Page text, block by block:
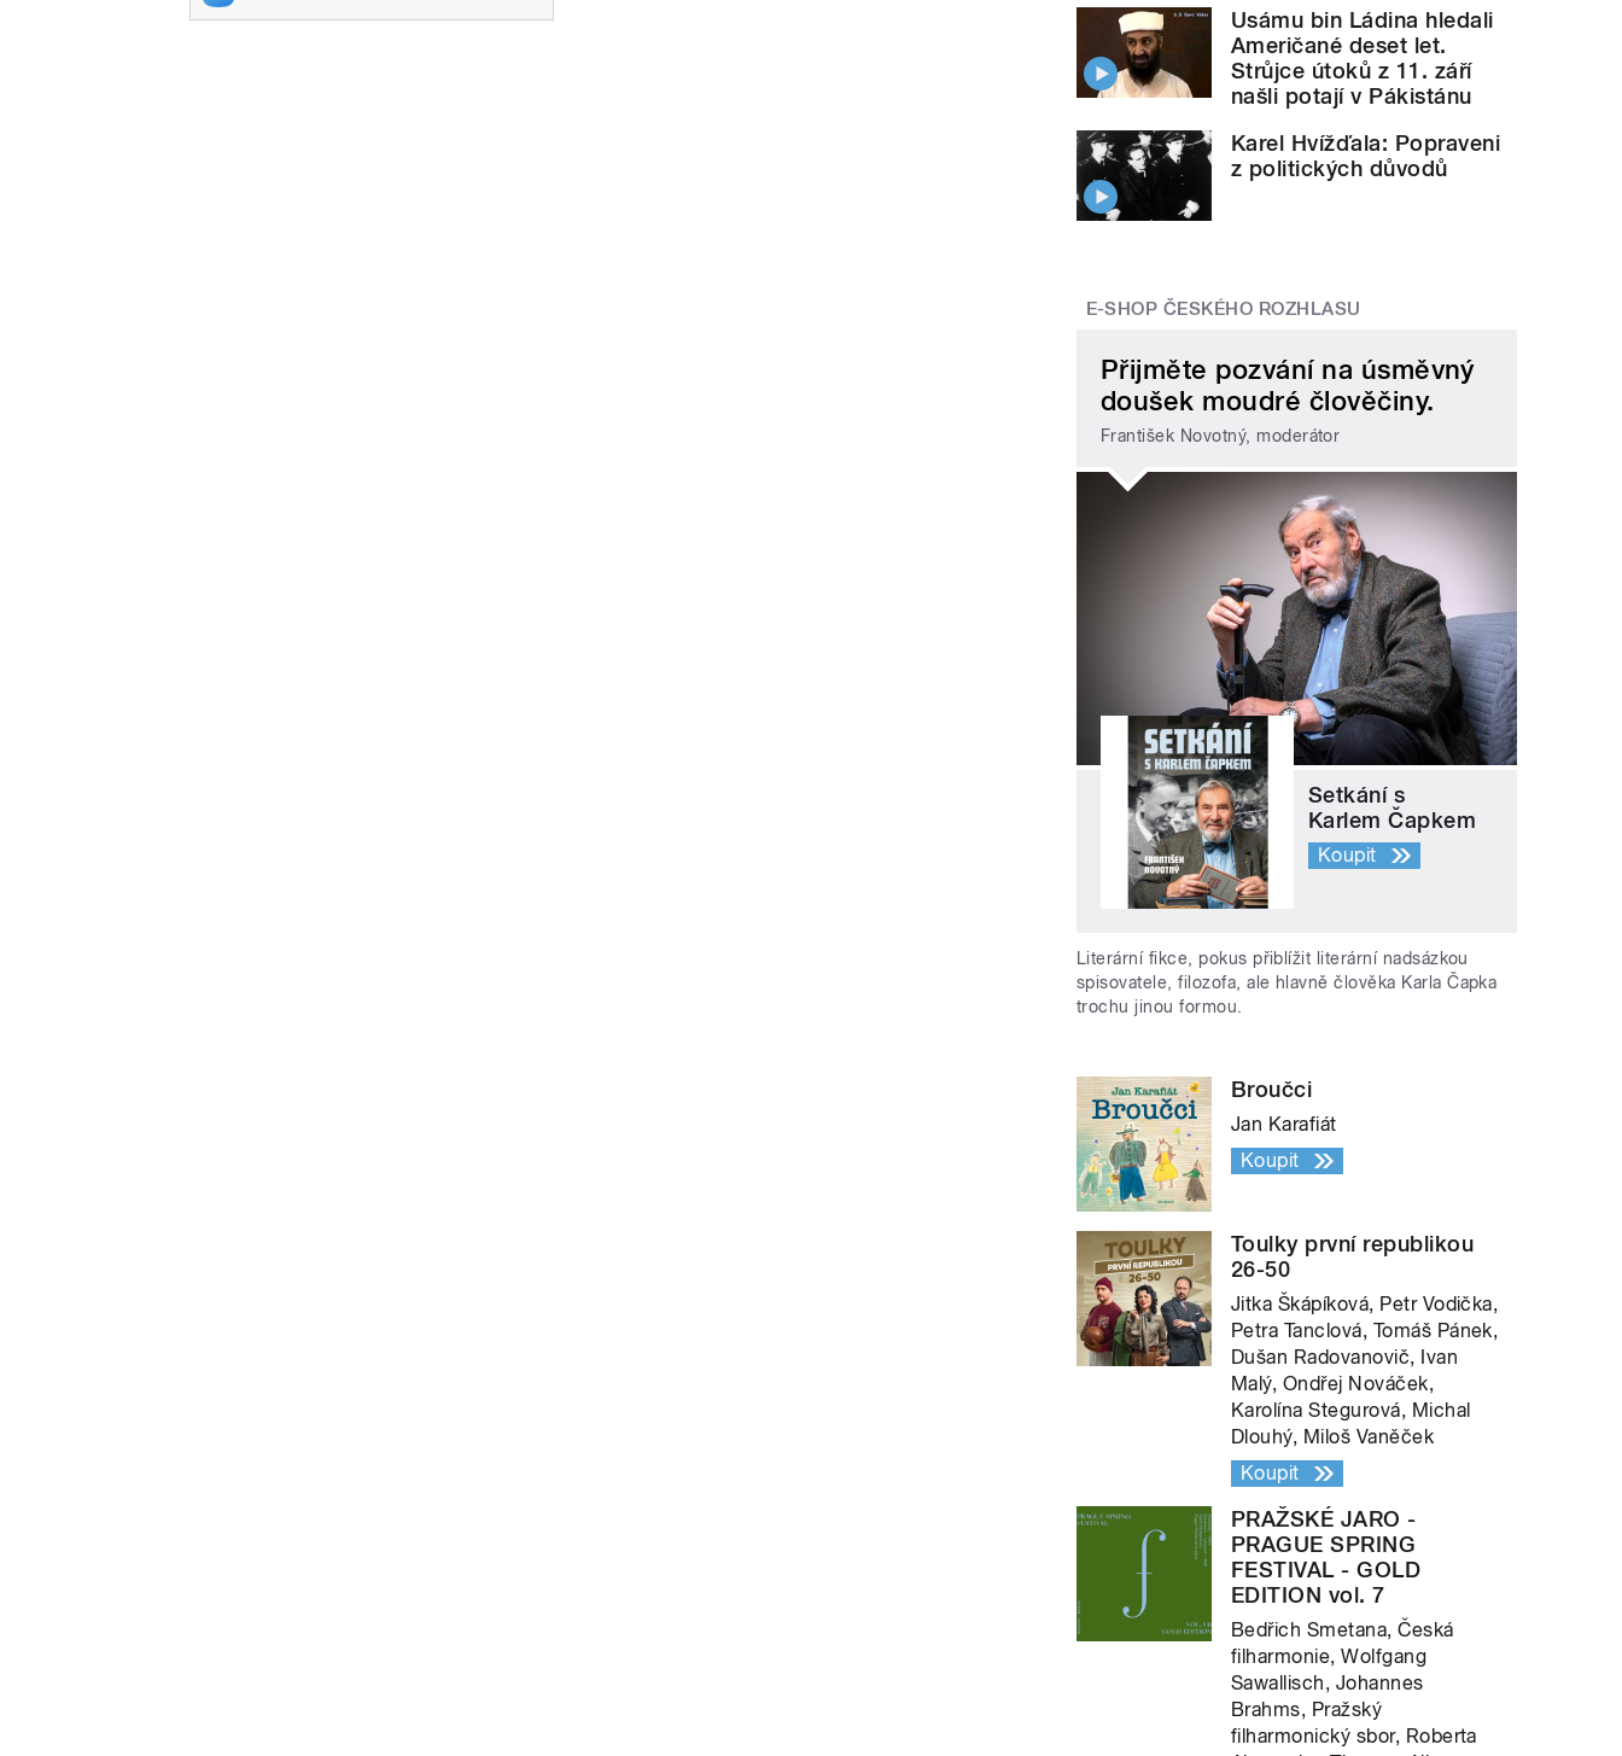
Usámu bin Ládina hledali
Američané deset let.
Strůjce útoků z 11. září
našli potají v Pákistánu
Karel Hvížďala: Popraveni
z politických důvodů
E-SHOP ČESKÉHO ROZHLASU
Přijměte pozvání na úsměvný
doušek moudré člověčiny.
František Novotný, moderátor
Setkání s
Karlem Čapkem
Koupit
Literární fikce, pokus přiblížit literární nadsázkou
spisovatele, filozofa, ale hlavně člověka Karla Čapka
trochu jinou formou.
Broučci
Jan Karafiát
Koupit
Toulky první republikou
26-50
Jitka Škápíková, Petr Vodička,
Petra Tanclová, Tomáš Pánek,
Dušan Radovanovič, Ivan
Malý, Ondřej Nováček,
Karolína Stegurová, Michal
Dlouhý, Miloš Vaněček
Koupit
PRAŽSKÉ JARO -
PRAGUE SPRING
FESTIVAL - GOLD
EDITION vol. 7
Bedřich Smetana, Česká
filharmonie, Wolfgang
Sawallisch, Johannes
Brahms, Pražský
filharmonický sbor, Roberta